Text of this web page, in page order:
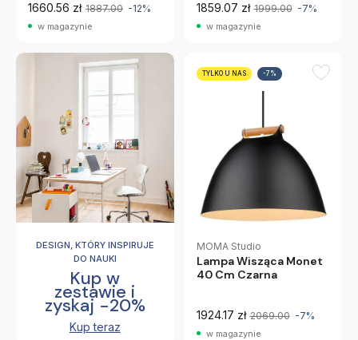
1660.56 zł 1887.00 -12%
w magazynie
1859.07 zł 1999.00 -7%
w magazynie
DESIGN, KTÓRY INSPIRUJE
DO NAUKI
Kup w
zestawie i
zyskaj -20%
Kup teraz
TYLKO U NAS -7%
MOMA Studio
Lampa Wisząca Monet
40 Cm Czarna
1924.17 zł 2069.00 -7%
w magazynie